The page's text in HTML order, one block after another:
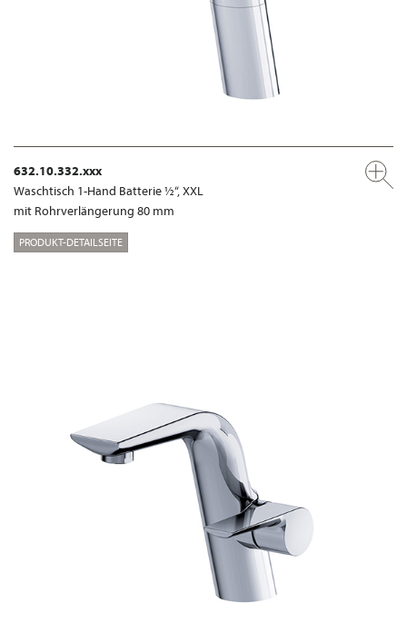
632.10.332.xxx
Waschtisch 1-Hand Batterie ½“, XXL
mit Rohrverlängerung 80 mm
PRODUKT-DETAILSEITE